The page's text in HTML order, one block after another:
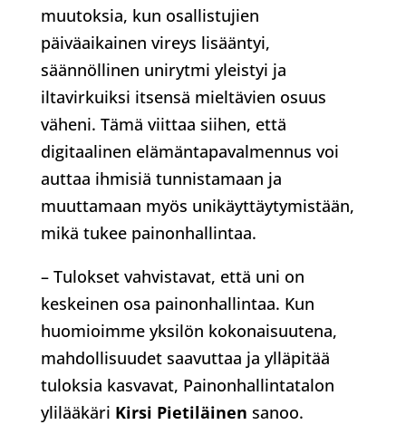
muutoksia, kun osallistujien
päiväaikainen vireys lisääntyi,
säännöllinen unirytmi yleistyi ja
iltavirkuiksi itsensä mieltävien osuus
väheni. Tämä viittaa siihen, että
digitaalinen elämäntapavalmennus voi
auttaa ihmisiä tunnistamaan ja
muuttamaan myös unikäyttäytymistään,
mikä tukee painonhallintaa.
– Tulokset vahvistavat, että uni on
keskeinen osa painonhallintaa. Kun
huomioimme yksilön kokonaisuutena,
mahdollisuudet saavuttaa ja ylläpitää
tuloksia kasvavat, Painonhallintatalon
ylilääkäri Kirsi Pietiläinen sanoo.